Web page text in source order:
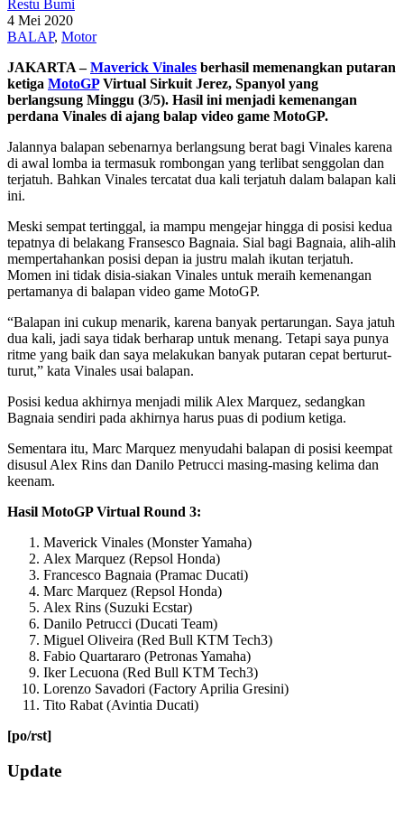
Restu Bumi
4 Mei 2020
BALAP, Motor
JAKARTA –Maverick Vinales berhasil memenangkan putaran
ketiga MotoGPVirtual Sirkuit Jerez, Spanyol yang
berlangsung Minggu (3/5). Hasil ini menjadi kemenangan
perdana Vinales di ajang balap video game MotoGP.
Jalannya balapan sebenarnya berlangsung berat bagi Vinales karena
di awal lomba ia termasuk rombongan yang terlibat senggolan dan
terjatuh. Bahkan Vinales tercatat dua kali terjatuh dalam balapan kali
ini.
Meski sempat tertinggal, ia mampu mengejar hingga di posisi kedua
tepatnya di belakang Fransesco Bagnaia. Sial bagi Bagnaia, alih-alih
mempertahankan posisi depan ia justru malah ikutan terjatuh.
Momen ini tidak disia-siakan Vinales untuk meraih kemenangan
pertamanya di balapan video game MotoGP.
“Balapan ini cukup menarik, karena banyak pertarungan. Saya jatuh
dua kali, jadi saya tidak berharap untuk menang. Tetapi saya punya
ritme yang baik dan saya melakukan banyak putaran cepat berturut-
turut,” kata Vinales usai balapan.
Posisi kedua akhirnya menjadi milik Alex Marquez, sedangkan
Bagnaia sendiri pada akhirnya harus puas di podium ketiga.
Sementara itu, Marc Marquez menyudahi balapan di posisi keempat
disusul Alex Rins dan Danilo Petrucci masing-masing kelima dan
keenam.
Hasil MotoGP Virtual Round 3:
Maverick Vinales (Monster Yamaha)
Alex Marquez (Repsol Honda)
Francesco Bagnaia (Pramac Ducati)
Marc Marquez (Repsol Honda)
Alex Rins (Suzuki Ecstar)
Danilo Petrucci (Ducati Team)
Miguel Oliveira (Red Bull KTM Tech3)
Fabio Quartararo (Petronas Yamaha)
Iker Lecuona (Red Bull KTM Tech3)
Lorenzo Savadori (Factory Aprilia Gresini)
Tito Rabat (Avintia Ducati)
[po/rst]
2020-
05-
Update